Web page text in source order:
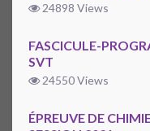
24898 Views
FASCICULE-
SVT
24550 Views
ÉPREUVE DE